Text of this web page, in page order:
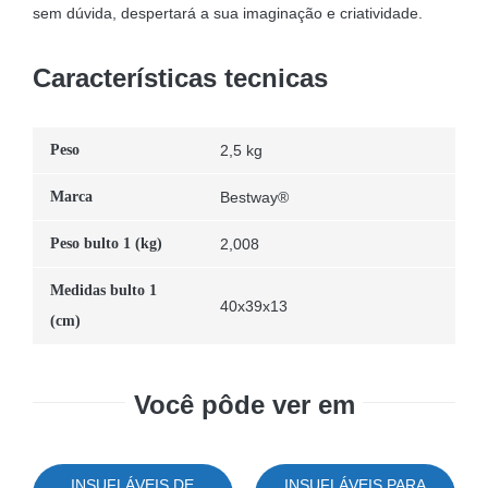
sem dúvida, despertará a sua imaginação e criatividade.
Características tecnicas
Peso 2,5 kg
Marca Bestway®
Peso bulto 1 (kg) 2,008
Medidas bulto 1
(cm)
40x39x13
Você pôde ver em
INSUFLÁVEIS DE
INSUFLÁVEIS PARA